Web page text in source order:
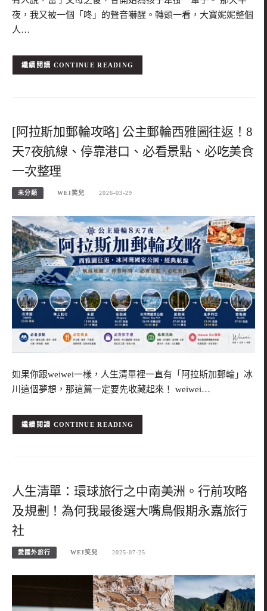
夜，我又被一個「咚」的聲音嚇醒。轉頭一看，大寶妮妮整個
人…
CONTINUE READING
[阿拉斯加郵輪攻略] 公主郵輪西雅圖往返！8
天7夜航線、停靠港口、必看景點、必吃美食
一次整理
未分類 WEI笑兒 2026-03-29
如果你跟weiwei一樣，人生清單裡一直有「阿拉斯加郵輪」冰
川這個夢想，那這篇一定要先收藏起來！ weiwei…
CONTINUE READING
人生清單：環球旅行之中南美洲。行前攻略
及規劃！為何我最後選大嘴鳥假期永嘉旅行
社
愛國外旅行 WEI笑兒 2025-07-25